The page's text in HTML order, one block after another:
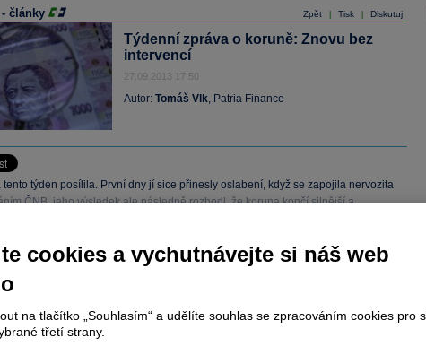
Zpět Tisk Diskutuj
- články
Týdenní zpráva o koruně: Znovu bez
intervencí
27.09.2013 17:50
Autor: Tomáš Vlk, Patria Finance
tento týden posílila. První dny jí sice přinesly oslabení, když se zapojila nervozita
ČNB, jeho výsledek ale následně rozhodl, že koruna končí silnější a
článku je dostupné jen klientům placených služeb
služeb, potom je nutné sePřihlásit.
cookies a vychutnávejte si náš web
na tlačítko „Souhlasím“ a udělíte souhlas se zpracováním cookies pro
třetí strany.